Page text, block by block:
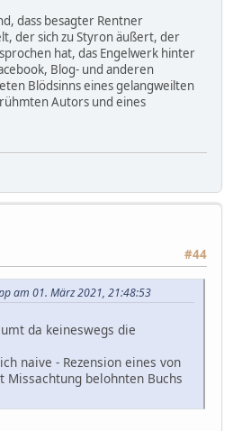
dass besagter Rentner
der sich zu Styron äußert, der
hat, das Engelwerk hinter
Blog- und anderen
Blödsinns eines gelangweilten
Autors und eines
#44
am 01. März 2021, 21:48:53
da keineswegs die
naive - Rezension eines von
belohnten Buchs